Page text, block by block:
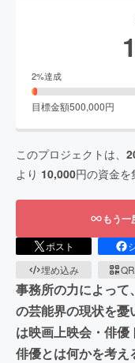
2%達成
目標金額500,000円
このプロジェクトは、
より 10,000円の資金を
もう
ポスト
埋め込み
事務所の力によっ
の芸能界の現状を
は映画上映会・俳
俳優とは何かを考